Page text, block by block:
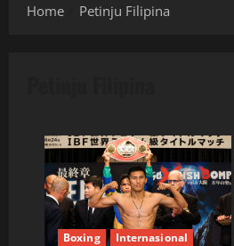
Home
Petinju Filipina
Boxing Internasional